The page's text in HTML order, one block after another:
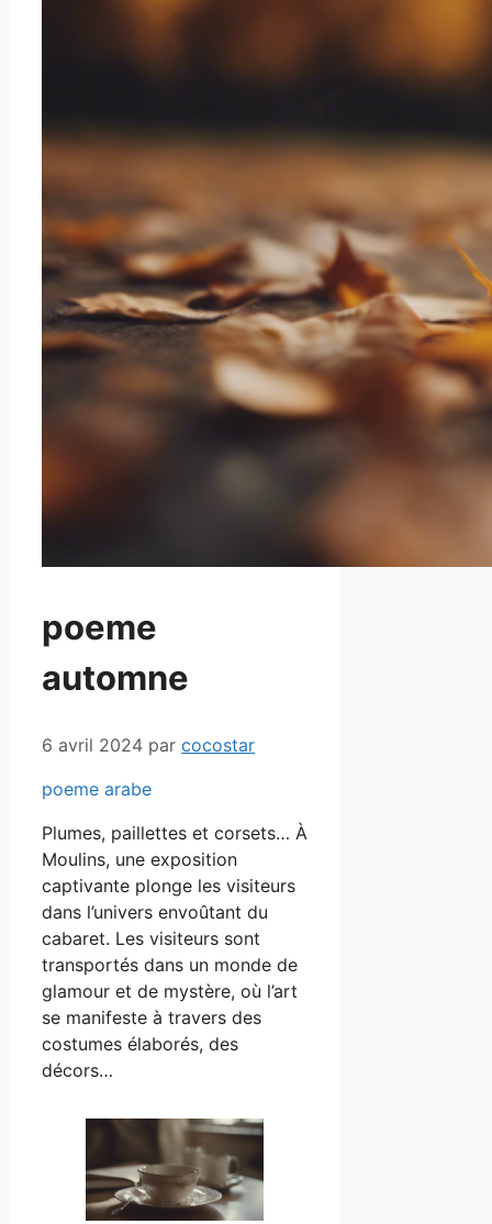
poeme
automne
6 avril 2024 par cocostar
poeme arabe
Plumes, paillettes et corsets… À
Moulins, une exposition
captivante plonge les visiteurs
dans l’univers envoûtant du
cabaret. Les visiteurs sont
transportés dans un monde de
glamour et de mystère, où l’art
se manifeste à travers des
costumes élaborés, des
décors…